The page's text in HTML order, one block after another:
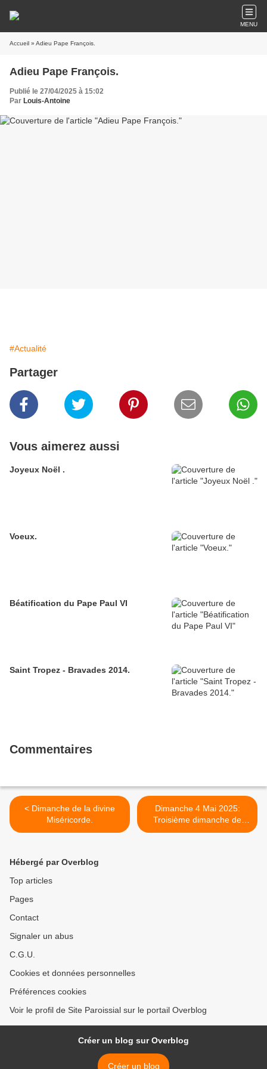
MENU
Accueil » Adieu Pape François.
Adieu Pape François.
Publié le 27/04/2025 à 15:02
Par Louis-Antoine
#Actualité
Partager
Vous aimerez aussi
Joyeux Noël .
Voeux.
Béatification du Pape Paul VI
Saint Tropez - Bravades 2014.
Commentaires
< Dimanche de la divine
Miséricorde.
Dimanche 4 Mai 2025:
Troisième dimanche de
Pâques >
Hébergé par Overblog
Top articles
Pages
Contact
Signaler un abus
C.G.U.
Cookies et données personnelles
Préférences cookies
Voir le profil de Site Paroissial sur le portail Overblog
Créer un blog sur Overblog
Créer un blog